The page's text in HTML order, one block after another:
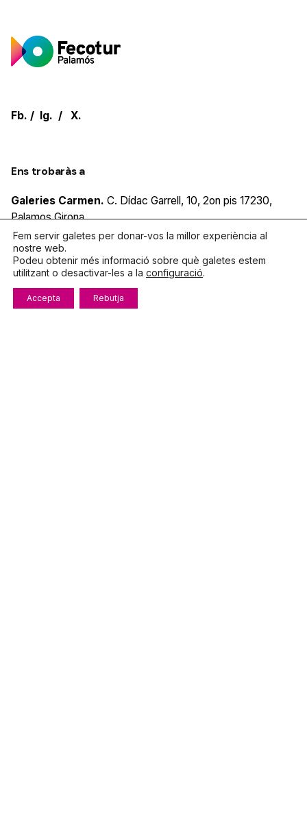
Fb. / Ig. / X.
Ens trobaràs a
Galeries Carmen. C. Dídac Garrell, 10, 2on pis 17230,
PalamosGirona
Parlem?
Telèfon972.319.533
Fem servir galetes per donar-vos la millor experiència al
nostre web.
Podeu obtenir més informació sobre què galetes estem
utilitzant o desactivar-les a la configuració.
Accepta Rebutja